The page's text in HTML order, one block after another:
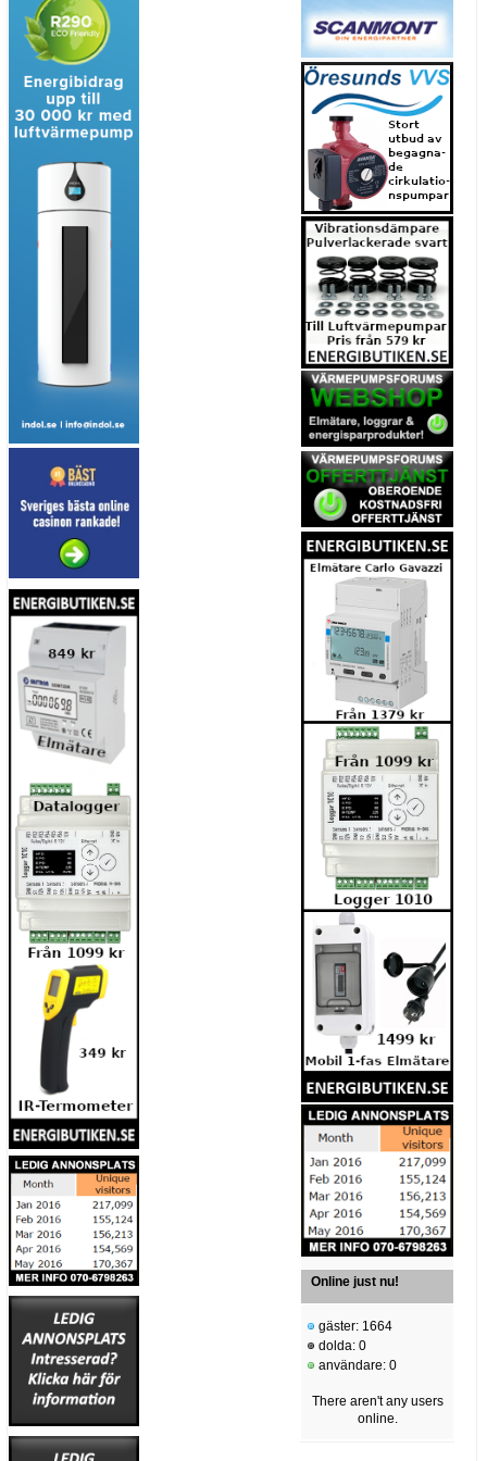
Online just nu!
gäster: 1664
dolda: 0
användare: 0
There aren't any users
online.